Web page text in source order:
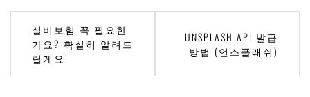
색
실비보험 꼭 필요한
가요? 확실히 알려드
릴게요!
UNSPLASH API 발급
방법 (언스플래쉬)